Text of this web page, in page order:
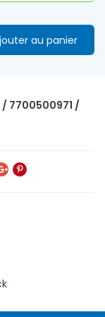
7700500971 /
au panier